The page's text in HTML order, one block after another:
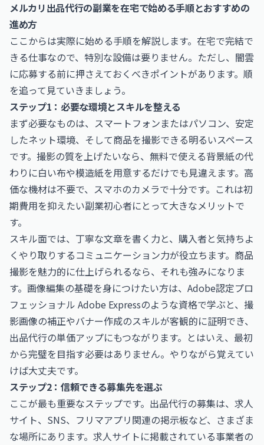
メルカリ出品代行の副業を在宅で始める手順とおすすめの
進め方
ここからは実際に始める手順を解説します。在宅で完結で
きる仕事なので、特別な設備は要りません。ただし、闇雲
に応募する前に押さえておくべきポイントがあります。順
を追って見ていきましょう。
ステップ1：必要な環境とスキルを整える
まず必要なものは、スマートフォンまたはパソコン、安定
したネット環境、そして商品を撮影できる明るいスペース
です。撮影の質を上げたいなら、無料で使える背景紙の代
わりに白い布や模造紙を用意するだけでも見違えます。高
価な機材は不要で、スマホのカメラで十分です。これは初
期費用を抑えたい副業初心者にとって大きなメリットで
す。
スキル面では、丁寧な文章を書く力と、購入者と気持ちよ
くやり取りするコミュニケーション力が役立ちます。商品
撮影を魅力的に仕上げられるなら、それも強みになりま
す。画像編集の基礎を身につけたい方は、 Adobe認定プロ
フェッショナル Adobe Expressのような資格で学ぶと、撮
影画像の補正やバナー作成のスキルが客観的に証明でき、
出品代行の単価アップにもつながります。とはいえ、最初
から完璧を目指す必要はありません。やりながら覚えてい
けば大丈夫です。
ステップ2：信頼できる募集先を選ぶ
ここが最も重要なステップです。出品代行の募集は、求人
サイト、SNS、フリマアプリ関連の掲示板など、さまざま
な場所にあります。求人サイトに掲載されている事業者の